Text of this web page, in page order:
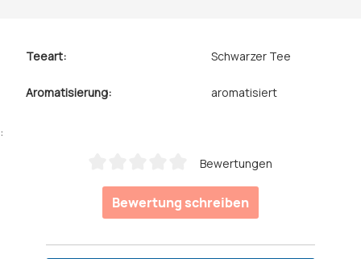
Teeart: Schwarzer Tee
Aromatisierung: aromatisiert
:
Bewertungen
Bewertung schreiben